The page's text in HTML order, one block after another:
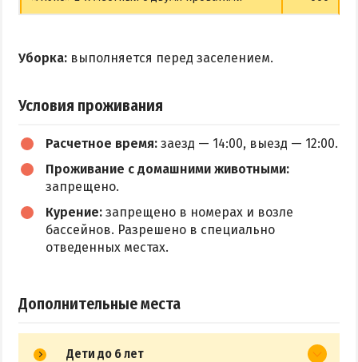
Уборка: выполняется перед заселением.
Условия проживания
Расчетное время: заезд — 14:00, выезд — 12:00.
Проживание с домашними животными:
запрещено.
Курение: запрещено в номерах и возле
бассейнов. Разрешено в специально
отведенных местах.
Дополнительные места
Дети до 6 лет